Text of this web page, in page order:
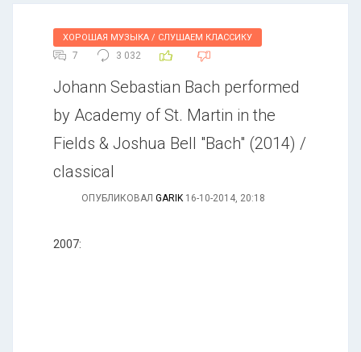
ХОРОШАЯ МУЗЫКА / СЛУШАЕМ КЛАССИКУ
7 3 032
Johann Sebastian Bach performed
by Academy of St. Martin in the
Fields & Joshua Bell "Bach" (2014) /
classical
ОПУБЛИКОВАЛ GARIK 16-10-2014, 20:18
2007: